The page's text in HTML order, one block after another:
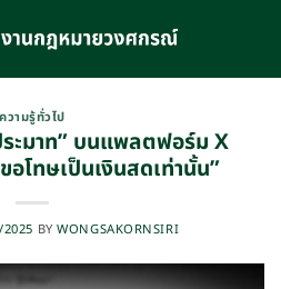
ความรู้ทั่วไป
ะมาท” บนแพลตฟอร์ม X
โทษเป็นเงินสดเท่านั้น”
BYWONGSAKORNSIRI